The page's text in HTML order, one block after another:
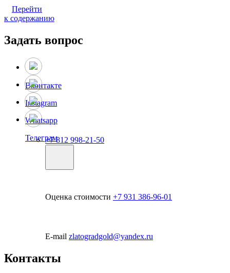
Перейти
к содержанию
Задать вопрос
Вконтакте
Instagram
Whatsapp
Телеграм+7 812 998-21-50
Оценка стоимости +7 931 386-96-01
E-mail zlatogradgold@yandex.ru
Контакты